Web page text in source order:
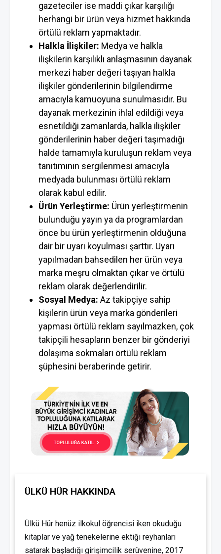
gazeteciler ise maddi çıkar karşılığı
herhangi bir ürün veya hizmet hakkında
örtülü reklam yapmaktadır.
Halkla İlişkiler: Medya ve halkla
ilişkilerin karşılıklı anlaşmasının dayanak
merkezi haber değeri taşıyan halkla
ilişkiler gönderilerinin bilgilendirme
amacıyla kamuoyuna sunulmasıdır. Bu
dayanak merkezinin ihlal edildiği veya
esnetildiği zamanlarda, halkla ilişkiler
gönderilerinin haber değeri taşımadığı
halde tamamıyla kuruluşun reklam veya
tanıtımının sergilenmesi amacıyla
medyada bulunması örtülü reklam
olarak kabul edilir.
Ürün Yerleştirme: Ürün yerleştirmenin
bulunduğu yayın ya da programlardan
önce bu ürün yerleştirmenin olduğuna
dair bir uyarı koyulması şarttır. Uyarı
yapılmadan bahsedilen her ürün veya
marka meşru olmaktan çıkar ve örtülü
reklam olarak değerlendirilir.
Sosyal Medya:Az takipçiye sahip
kişilerin ürün veya marka gönderileri
yapması örtülü reklam sayılmazken, çok
takipçili hesapların benzer bir gönderiyi
dolaşıma sokmaları örtülü reklam
şüphesini beraberinde getirir.
ÜLKÜ HÜR HAKKINDA
Ülkü Hür henüz ilkokul öğrencisi iken okuduğu
kitaplar ve yağ tenekelerine ektiği reyhanları
satarak başladığı girişimcilik serüvenine, 2017